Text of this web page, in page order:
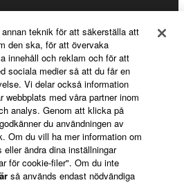
teknik för att säkerställa att
den ska, för att övervaka
innehåll och reklam och för att
sociala medier så att du får en
Vi delar också information
webbplats med våra partner inom
analys. Genom att klicka på
du användningen av
Om du vill ha mer information om
ändra dina inställningar
för cookie-filer". Om du inte
så används endast nödvändiga